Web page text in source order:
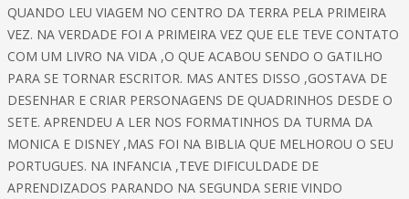
QUANDO LEU VIAGEM NO CENTRO DA TERRA PELA PRIMEIRA
VEZ. NA VERDADE FOI A PRIMEIRA VEZ QUE ELE TEVE CONTATO
COM UM LIVRO NA VIDA ,O QUE ACABOU SENDO O GATILHO
PARA SE TORNAR ESCRITOR. MAS ANTES DISSO ,GOSTAVA DE
DESENHAR E CRIAR PERSONAGENS DE QUADRINHOS DESDE O
SETE. APRENDEU A LER NOS FORMATINHOS DA TURMA DA
MONICA E DISNEY ,MAS FOI NA BIBLIA QUE MELHOROU O SEU
PORTUGUES. NA INFANCIA ,TEVE DIFICULDADE DE
APRENDIZADOS PARANDO NA SEGUNDA SERIE VINDO